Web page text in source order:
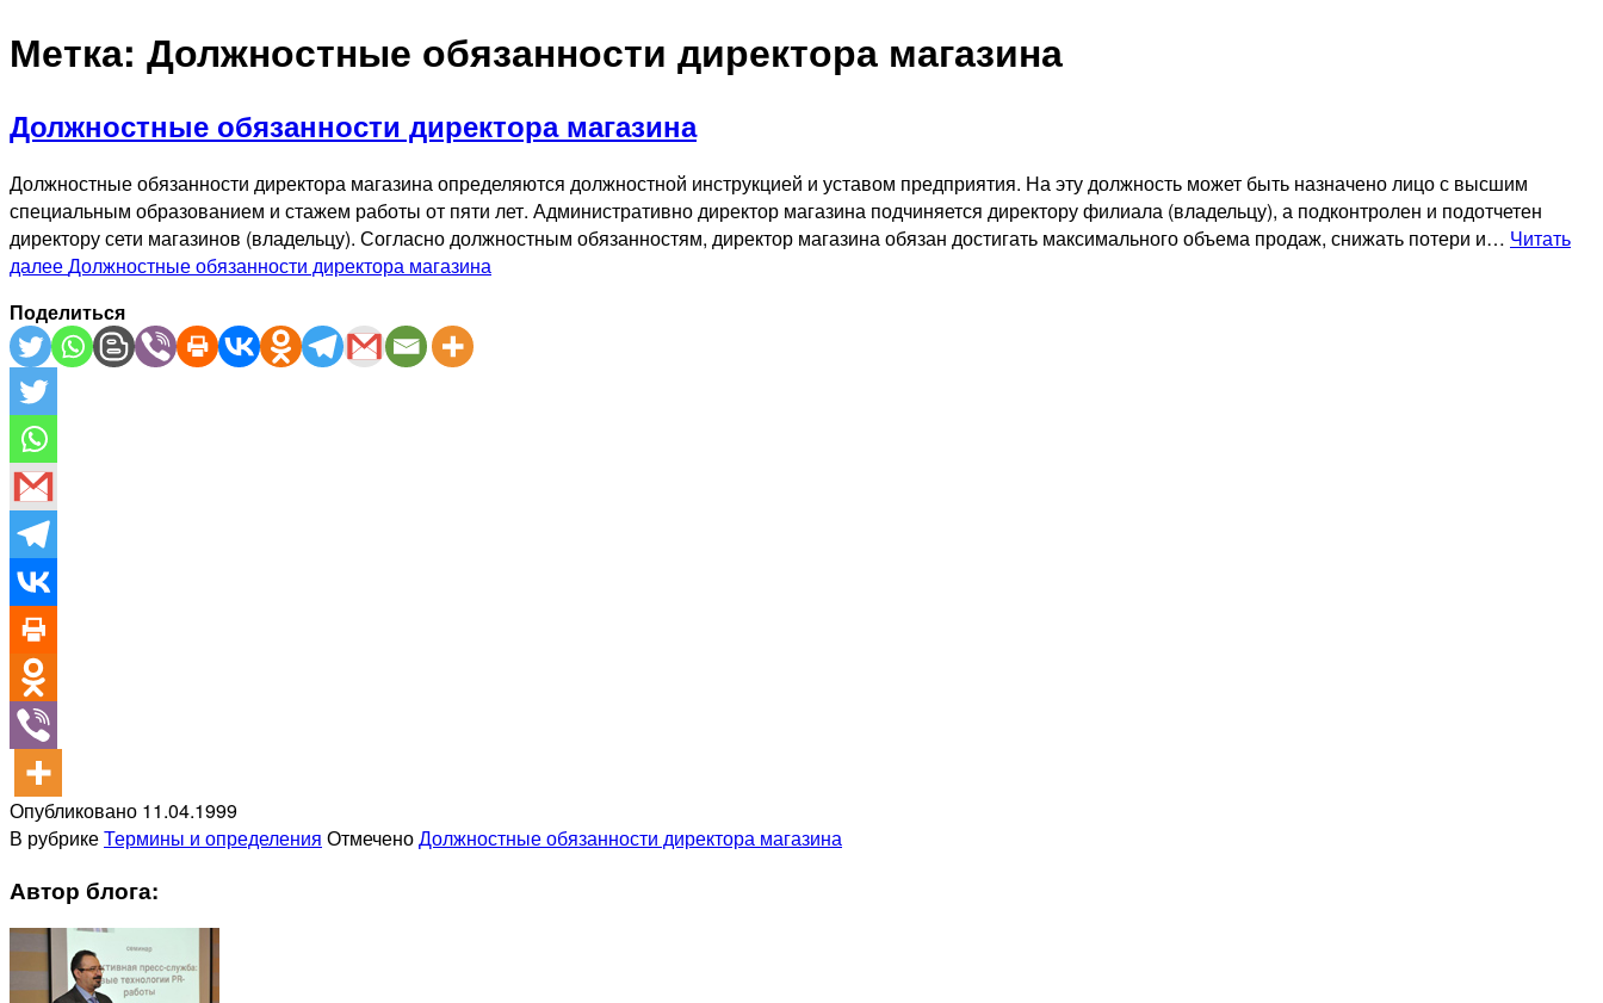
Метка: Должностные обязанности директора магазина
Должностные обязанности директора магазина
Должностные обязанности директора магазина определяются должностной инструкцией и уставом предприятия. На эту должность может быть назначено лицо с высшим
специальным образованием и стажем работы от пяти лет. Административно директор магазина подчиняется директору филиала (владельцу), а подконтролен и подотчетен
директору сети магазинов (владельцу). Согласно должностным обязанностям, директор магазина обязан достигать максимального объема продаж, снижать потери и… Читать
далееДолжностные обязанности директора магазина
Поделиться
Опубликовано 11.04.1999
В рубрикеТермины и определения ОтмеченоДолжностные обязанности директора магазина
Автор блога: